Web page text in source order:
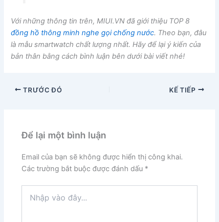
Với những thông tin trên, MIUI.VN đã giới thiệu TOP 8
đồng hồ thông minh nghe gọi chống nước. Theo bạn, đâu
là mẫu smartwatch chất lượng nhất. Hãy để lại ý kiến của
bản thân bằng cách bình luận bên dưới bài viết nhé!
TRƯỚC ĐÓ KẾ TIẾP
Để lại một bình luận
Email của bạn sẽ không được hiển thị công khai.
Các trường bắt buộc được đánh dấu *
vào